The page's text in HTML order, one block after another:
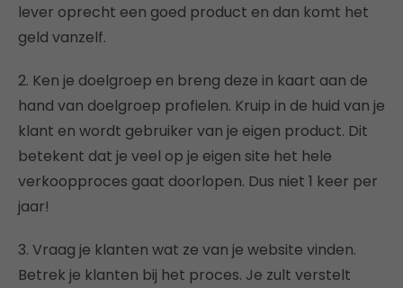
lever oprecht een goed product en dan komt het
geld vanzelf.
2. Ken je doelgroep en breng deze in kaart aan de
hand van doelgroep profielen. Kruip in de huid van je
klant en wordt gebruiker van je eigen product. Dit
betekent dat je veel op je eigen site het hele
verkoopproces gaat doorlopen. Dus niet 1 keer per
jaar!
3. Vraag je klanten wat ze van je website vinden.
Betrek je klanten bij het proces. Je zult verstelt